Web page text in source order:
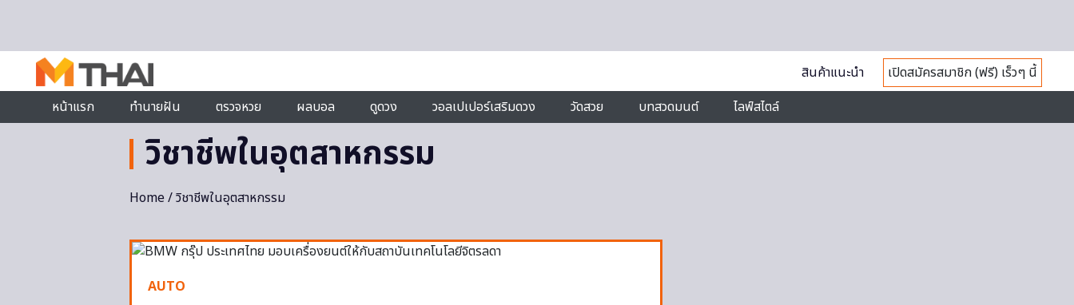
สินค้าแนะนำ
เปิดสมัครสมาชิก (ฟรี) เร็วๆ นี้
หน้าแรก
ทำนายฝัน ตรวจหวย ผลบอล ดูดวง วอลเปเปอร์เสริมดวง วัดสวย บทสวดมนต์ ไลฟ์สไตล์
วิชาชีพในอุตสาหกรรม
Home/ วิชาชีพในอุตสาหกรรม
AUTO